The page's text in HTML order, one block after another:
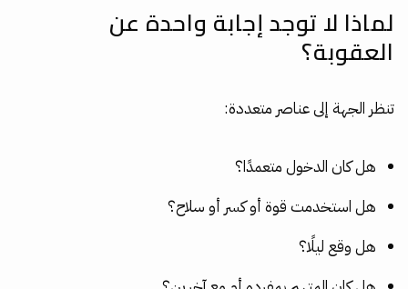
لماذا لا توجد إجابة واحدة عن
العقوبة؟
تنظر الجهة إلى عناصر متعددة:
هل كان الدخول متعمدًا؟
هل استخدمت قوة أو كسر أو سلاح؟
هل وقع ليلًا؟